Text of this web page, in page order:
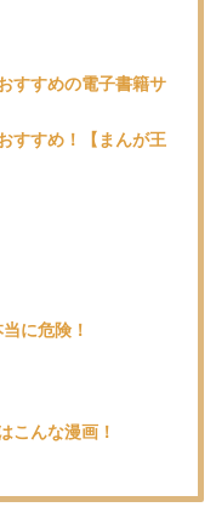
すすめの電子書籍サ
すすめ！【まんが王
に危険！
こんな漫画！